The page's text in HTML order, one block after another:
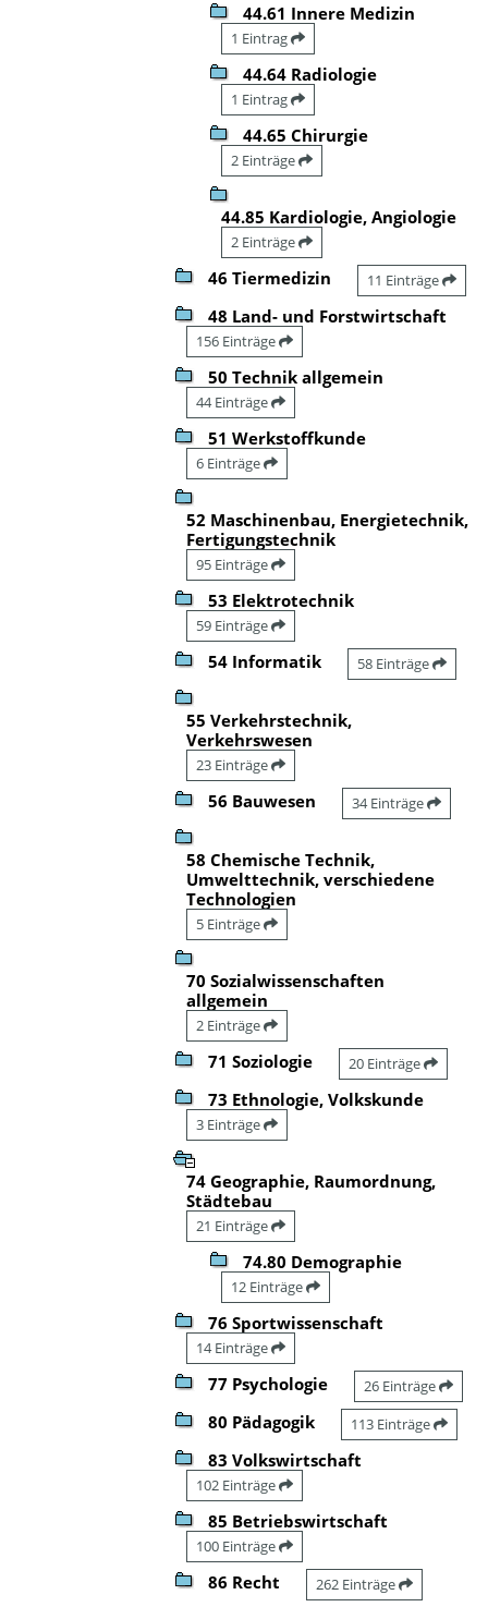
44.61 Innere Medizin
1 Eintrag
44.64 Radiologie
1 Eintrag
44.65 Chirurgie
2 Einträge
44.85 Kardiologie, Angiologie
2 Einträge
46 Tiermedizin 11 Einträge
48 Land- und Forstwirtschaft
156 Einträge
50 Technik allgemein
44 Einträge
51 Werkstoffkunde
6 Einträge
52 Maschinenbau, Energietechnik,
Fertigungstechnik
95 Einträge
53 Elektrotechnik
59 Einträge
54 Informatik 58 Einträge
55 Verkehrstechnik,
Verkehrswesen
23 Einträge
56 Bauwesen 34 Einträge
58 Chemische Technik,
Umwelttechnik, verschiedene
Technologien
5 Einträge
70 Sozialwissenschaften
allgemein
2 Einträge
71 Soziologie 20 Einträge
73 Ethnologie, Volkskunde
3 Einträge
74 Geographie, Raumordnung,
Städtebau
21 Einträge
74.80 Demographie
12 Einträge
76 Sportwissenschaft
14 Einträge
77 Psychologie 26 Einträge
80 Pädagogik 113 Einträge
83 Volkswirtschaft
102 Einträge
85 Betriebswirtschaft
100 Einträge
86 Recht 262 Einträge